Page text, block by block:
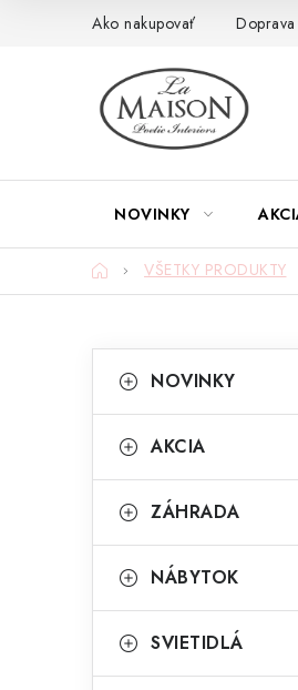
Ako nakupovať
NOVINKY
DomovVŠETKY PRODUKTY
o
n
ý
a
n
kategórie
a
e
ó
i
NOVINKY
AKCIA
ZÁHRADA
NÁBYTOK
SVIETIDLÁ